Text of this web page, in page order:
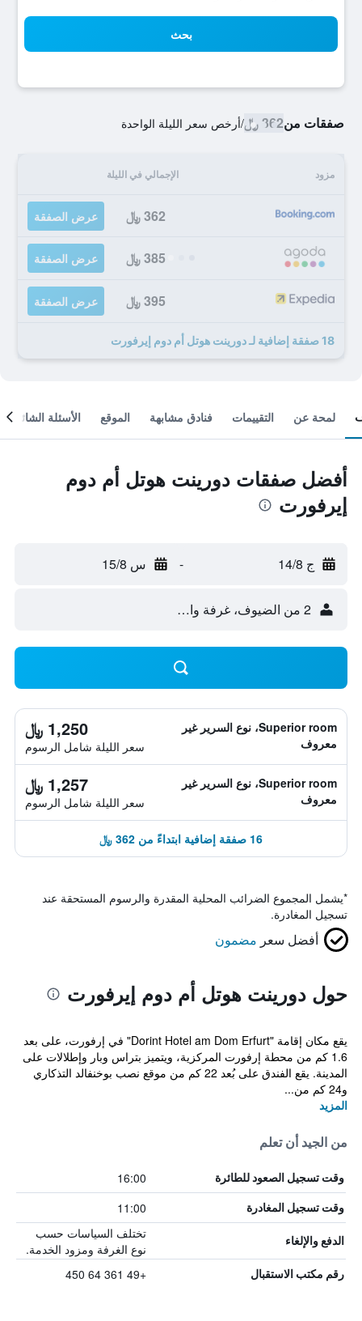
بحث
صفقات من362 ﷼ /أرخص سعر الليلة الواحدة
مزود الإجمالي في الليلة
362 ﷼ عرض الصفقة
385 ﷼ عرض الصفقة
395 ﷼ عرض الصفقة
18 صفقة إضافية لـ دورينت هوتل أم دوم إيرفورت
لمحة عن التقييمات فنادق مشابهة الموقع الأسئلة الشائعة
أفضل صفقات دورينت هوتل أم دوم
إيرفورت
ج 14/8 - س 15/8
2 من الضيوف، غرفة واحدة
Superior room، نوع السرير غير
معروف
1,250 ﷼
سعر الليلة شامل الرسوم
Superior room، نوع السرير غير
معروف
1,257 ﷼
سعر الليلة شامل الرسوم
16 صفقة إضافية ابتداءً من 362 ﷼
*يشمل المجموع الضرائب المحلية المقدرة والرسوم المستحقة عند
تسجيل المغادرة.
أفضل سعر مضمون
حول دورينت هوتل أم دوم إيرفورت
يقع مكان إقامة "Dorint Hotel am Dom Erfurt" في إرفورت، على بعد
1.6 كم من محطة إرفورت المركزية، ويتميز بتراس وبار وإطلالات على
المدينة. يقع الفندق على بُعد 22 كم من موقع نصب بوخنفالد التذكاري
و24 كم من...
المزيد
من الجيد أن تعلم
وقت تسجيل الصعود للطائرة 16:00
وقت تسجيل المغادرة 11:00
الدفع والإلغاء
تختلف السياسات حسب
نوع الغرفة ومزود الخدمة.
رقم مكتب الاستقبال +49 361 64 450